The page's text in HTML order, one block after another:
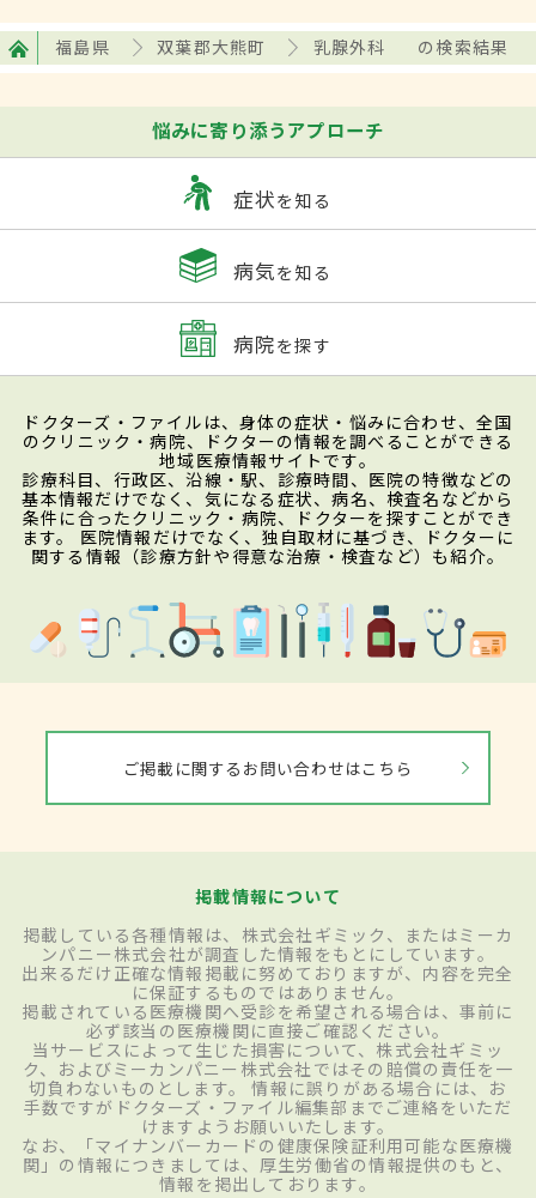
福島県 双葉郡大熊町 乳腺外科 の検索結果
悩みに寄り添うアプローチ
症状を知る
病気を知る
病院を探す
ドクターズ・ファイルは、身体の症状・悩みに合わせ、全国
のクリニック・病院、ドクターの情報を調べることができる
地域医療情報サイトです。
診療科目、行政区、沿線・駅、診療時間、医院の特徴などの
基本情報だけでなく、気になる症状、病名、検査名などから
条件に合ったクリニック・病院、ドクターを探すことができ
ます。 医院情報だけでなく、独自取材に基づき、ドクターに
関する情報（診療方針や得意な治療・検査など）も紹介。
ご掲載に関するお問い合わせはこちら
掲載情報について
掲載している各種情報は、株式会社ギミック、またはミーカ
ンパニー株式会社が調査した情報をもとにしています。
出来るだけ正確な情報掲載に努めておりますが、内容を完全
に保証するものではありません。
掲載されている医療機関へ受診を希望される場合は、事前に
必ず該当の医療機関に直接ご確認ください。
当サービスによって生じた損害について、株式会社ギミッ
ク、およびミーカンパニー株式会社ではその賠償の責任を一
切負わないものとします。 情報に誤りがある場合には、お
手数ですがドクターズ・ファイル編集部までご連絡をいただ
けますようお願いいたします。
なお、「マイナンバーカードの健康保険証利用可能な医療機
関」の情報につきましては、厚生労働省の情報提供のもと、
情報を掲出しております。